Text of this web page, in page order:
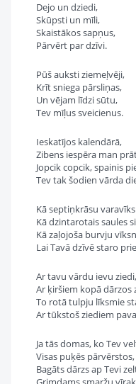
Dejo un dziedi,
Skūpsti un mīli,
Skaistākos sapņus,
Pārvērt par dzīvi.
Pūš auksti ziemeļvēji,
Krīt sniega pārsliņas,
Un vējam līdzi sūtu,
Tev mīļus sveicienus.
Ieskatījos kalendārā,
Zibens iespēra man
Jopcik copcik, spainis
Tev tak šodien vārda
Kā septiņkrāsu
Kā dzintarotais saules
Kā zaļojoša burvju
Lai Tavā dzīvē staro
Ar tavu vārdu ievu ziedi,
Ar ķiršiem kopā dārzos
To rotā tulpju līksmie
Ar tūkstoš ziediem
Ja tās domas, ko Tev
Visas puķēs pārvērstos,
Bagāts dārzs ap Tevi